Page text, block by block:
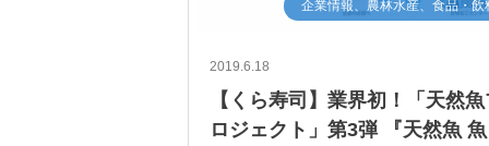
企業情報、農林水産、食品・飲
2019.6.18
【くら寿司】業界初！「天然
ロジェクト」第3弾 『天然魚 魚